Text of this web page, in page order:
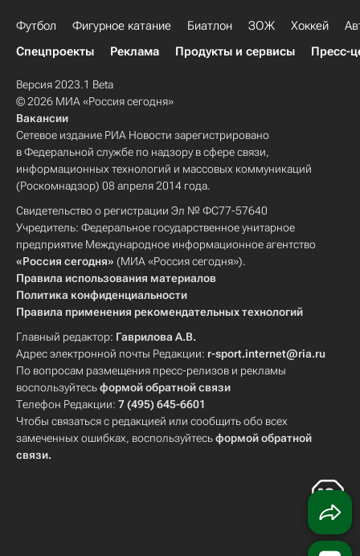
Футбол Фигурное катание Биатлон ЗОЖ Хоккей
Спецпроекты
Реклама Продукты и сервисы Пресс-
Версия 2023.1 Beta
© 2026 МИА «Россия сегодня»
Вакансии
Сетевое издание РИА Новости зарегистрировано
в Федеральной службе по надзору в сфере связи,
информационных технологий и массовых коммуникаций
(Роскомнадзор) 08 апреля 2014 года.
Свидетельство о регистрации Эл № ФС77-57640
Учредитель: Федеральное государственное унитарное
предприятие Международное информационное агентство
«Россия сегодня» (МИА «Россия сегодня»).
Правила использования материалов
Политика конфиденциальности
Правила применения рекомендательных технологий
Главный редактор: Гаврилова А.В.
Адрес электронной почты Редакции: r-sport.internet@ria.ru
По вопросам размещения пресс-релизов и рекламы
воспользуйтесьформой обратной связи
Телефон Редакции: 7 (495) 645-6601
Чтобы связаться с редакцией или сообщить обо всех
замеченных ошибках, воспользуйтесьформой обратной
связи.